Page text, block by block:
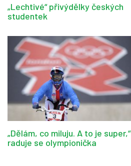
„Lechtivé“ přivýdělky českých
studentek
„Dělám, co miluju. A to je super,“
raduje se olympionička